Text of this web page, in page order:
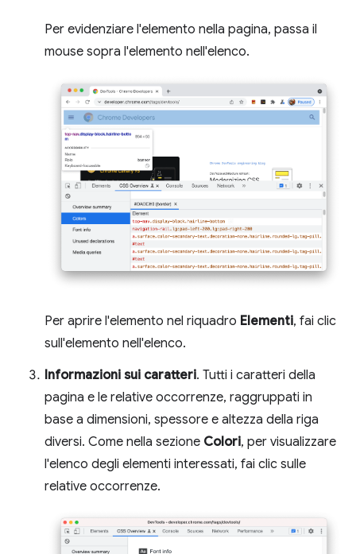
Per evidenziare l'elemento nella pagina, passa il
mouse sopra l'elemento nell'elenco.
Per aprire l'elemento nel riquadro Elementi, fai clic
sull'elemento nell'elenco.
Informazioni sui caratteri. Tutti i caratteri della
pagina e le relative occorrenze, raggruppati in
base a dimensioni, spessore e altezza della riga
diversi. Come nella sezione Colori, per visualizzare
l'elenco degli elementi interessati, fai clic sulle
relative occorrenze.